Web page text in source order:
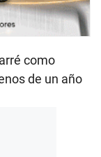
como
de un año